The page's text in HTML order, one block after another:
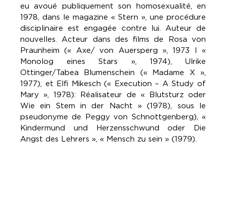
eu avoué publiquement son homosexualité, en
1978, dans le magazine « Stern », une procédure
disciplinaire est engagée contre lui. Auteur de
nouvelles. Acteur dans des films de Rosa von
Praunheim (« Axe/ von Auersperg », 1973 I «
Monolog eines Stars », 1974), Ulrike
Ottinger/Tabea Blumenschein (« Madame X »,
1977), et Elfi Mikesch (« Execution – A Study of
Mary », 1978): Réalisateur de « Blutsturz oder
Wie ein Stem in der Nacht » (1978), sous le
pseudonyme de Peggy von Schnottgenberg), «
Kindermund und Herzensschwund oder Die
Angst des Lehrers », « Mensch zu sein » (1979).